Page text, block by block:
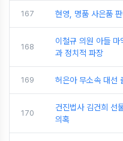
167 현영, 명품 사은품
168
이철규 의원 아들
과 정치적 파장
169 허은아 무소속 대선
170
건진법사 김건희 선
의혹